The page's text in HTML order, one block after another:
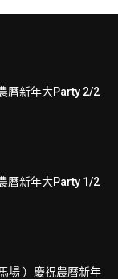
曆新年大Party 2/2
曆新年大Party 1/2
場 ）慶祝農曆新年